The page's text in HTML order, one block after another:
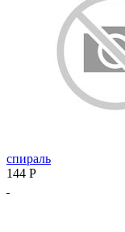
спираль
144 Р